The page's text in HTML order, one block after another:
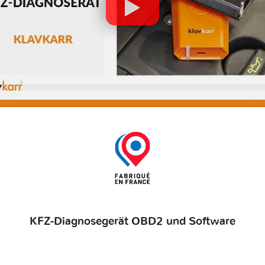
KFZ-Diagnosegerät OBD2 und Software